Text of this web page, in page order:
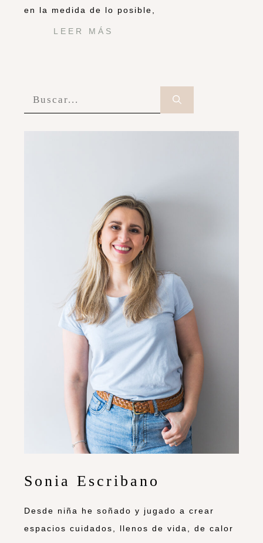
en la medida de lo posible,
LEER MÁS
Sonia Escribano
Desde niña he soñado y jugado a crear
espacios cuidados, llenos de vida, de calor